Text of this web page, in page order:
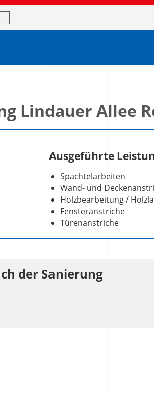
Lindauer Allee
Ausgeführte
Spachtelarbeiten
Wand- und
Holzbearbeitung /
Fensteranstriche
Türenanstriche
der Sanierung